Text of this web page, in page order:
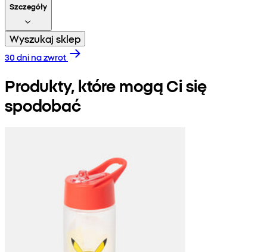
Szczegóły
Wyszukaj sklep
30 dni na zwrot
Produkty, które mogą Ci się
spodobać